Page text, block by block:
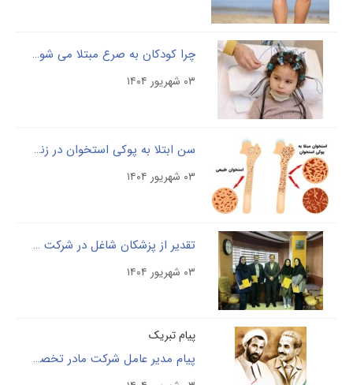
چرا کودکان به صرع مبتلا می شوند
سن ابتلا به پوکی استخوان در زنان و مردان چقدر است؟
۰۳ شهریور ۱۴۰۴
تقدیر از پزشکان شاغل در شرکت مادر تخصصی پالایش و پژوهش خون، به مناسبت گرامیداشت روز پزشک
۰۳ شهریور ۱۴۰۴
پیام تبریک
پیام مدیر عامل شرکت مادر تخصصی پالایش و پژوهش خون، دکتر فردین بلوچی، به مناسبت فرا رسیدن هفته دولت